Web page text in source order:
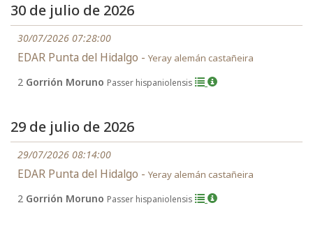
30 de julio de 2026
30/07/2026 07:28:00
EDAR Punta del Hidalgo - Yeray alemán castañeira
2 Gorrión Moruno Passer hispaniolensis
29 de julio de 2026
29/07/2026 08:14:00
EDAR Punta del Hidalgo - Yeray alemán castañeira
2 Gorrión Moruno Passer hispaniolensis